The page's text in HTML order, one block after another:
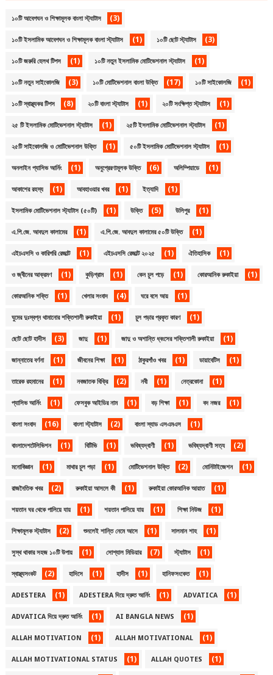
১০টি আবেগঘন ও শিক্ষামূলক বাংলা স্ট্যাটাস (3)
১০টি ইসলামিক আবেগঘন ও শিক্ষামূলক বাংলা স্ট্যাটাস (1) ১০টি ছোট স্ট্যাটাস (3)
১০টি জরুরি হেলথ টিপস (1) ১০টি নতুন ইসলামিক মোটিভেশনাল স্ট্যাটাস (1)
১০টি নতুন সাইকোলজি (3) ১০টি মোটিভেশনাল বাংলা উক্তি (17) ১০টি সাইকোলজি (1)
১০টি স্বাস্থ্যকর টিপস (8) ২০টি বাংলা স্ট্যাটাস (1) ২০টি সংক্ষিপ্ত স্ট্যাটাস (1)
২৫ টি ইসলামিক মোটিভেশনাল স্ট্যাটাস (1) ২৫টি ইসলামিক মোটিভেশনাল স্ট্যাটাস (1)
২৫টি সাইকোলজি ও মোটিভেশনাল উক্তি (1) ৫০টি ইসলামিক মোটিভেশনাল স্ট্যাটাস (1)
অনলাইন প্যাসিভ আর্নিং (1) অনুপ্রেরণামূলক উক্তি (6) অলিম্পিয়াডে (1)
আকাশের রহস্য (1) আবহাওয়ার খবর (1) ইত্যাদি (1)
ইসলামিক মোটিভেশনাল স্ট্যাটাস (৫০টি) (1) উক্তি (5) উলিপুর (1)
এ.পি.জে. আবদুল কালামের (1) এ.পি.জে. আবদুল কালামের ৫০টি উক্তি (1)
এইচএসসি ও কারিগরি রেজাল্ট (1) এইচএসসি রেজাল্ট ২০২৫ (1) ঐতিহাসিক (1)
ও জ্বীনের আক্রমণ (1) কুড়িগ্রাম (1) কেন চুল পড়ে (1) কোরআনিক রুকাইয়া (1)
কোরআনিক শক্তি (1) খেলার সংবাদ (4) ঘরে বসে আয় (1)
ঘুমের দুঃস্বপ্ন থামানোর শক্তিশালী রুকাইয়া (1) চুল পড়ার প্রকৃত কারণ (1)
ছোট ছোট হাদীস (3) জাদু (1) জাদু ও অশান্তি ধ্বংসের শক্তিশালী রুকাইয়া (1)
জান্নাতের বর্ণনা (1) জীবনের শিক্ষা (1) ঠাকুরগাঁও খবর (1) ডায়াবেটিস (1)
তারেক রহমানের (1) নবজাতক বিক্রি (2) নবী (1) নেত্রকোনা (1)
প্যাসিভ আর্নিং (1) ফেসবুক আইডির নাম (1) বড় শিক্ষা (1) বদ নজর (1)
বাংলা সংবাদ (16) বাংলা স্ট্যাটাস (2) বাংলা স্যাড এসএমএস (1)
বাংলাদেশটেলিভিশন (1) বিটিভি (1) ভবিষ্যদ্বাণী (1) ভবিষ্যদ্বাণী সত্য (2)
মনোবিজ্ঞান (1) মাথার চুল পড়া (1) মোটিভেশনাল উক্তি (2) মোনিটাইজেশন (1)
রাজনৈতিক খবর (2) রুকাইয়া আসলে কী (1) রুকাইয়া কোরআনিক আয়াত (1)
শয়তান ঘর থেকে পালিয়ে যায় (1) শয়তান পালিয়ে যায় (1) শিক্ষা নিউজ (1)
শিক্ষামূলক স্ট্যাটাস (2) শুনলেই শান্তি নেমে আসে (1) সালমান শাহ (1)
সুস্থ থাকার সহজ ১০টি উপায় (1) সোশ্যাল মিডিয়ার (7) স্ট্যাটাস (1)
স্বাস্থ্যসংকট (2) হাদিসে (1) হাদীস (1) হানিফসংকেত (1)
ADESTERA (1) ADESTERA দিয়ে দ্রুত আর্নিং (1) ADVATICA (1)
ADVATICA দিয়ে দ্রুত আর্নিং (1) AI BANGLA NEWS (1)
ALLAH MOTIVATION (1) ALLAH MOTIVATIONAL (1)
ALLAH MOTIVATIONAL STATUS (1) ALLAH QUOTES (1)